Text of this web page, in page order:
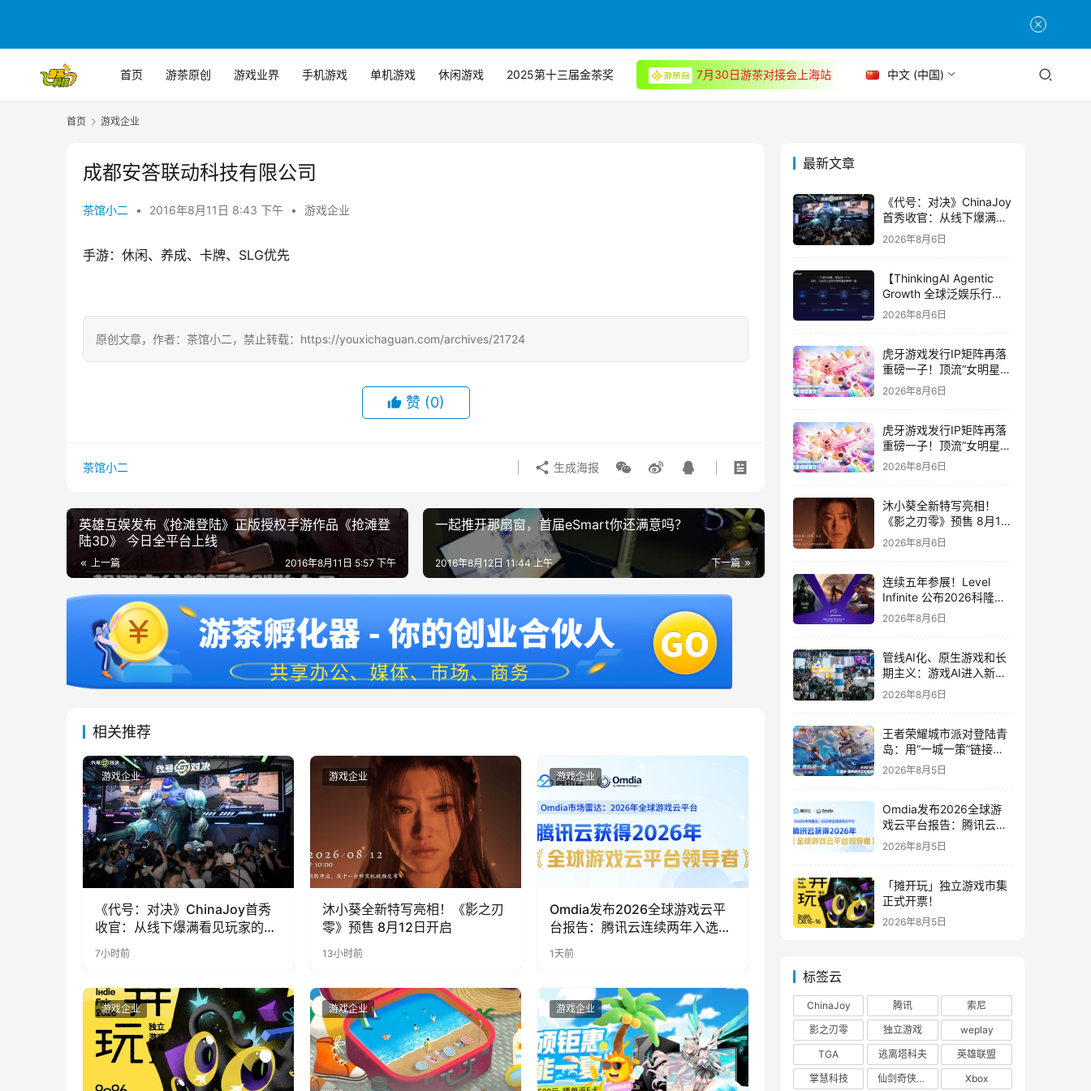
首页 游茶原创 游戏业界 手机游戏 单机游戏 休闲游戏 2025第十三届金茶奖 7月30日游茶对接会上海站 中文 (中国)
首页 游戏企业
成都安答联动科技有限公司
茶馆小二 • 2016年8月11日 8:43 下午 • 游戏企业
手游：休闲、养成、卡牌、SLG优先
原创文章，作者：茶馆小二，禁止转载：https://youxichaguan.com/archives/21724
赞 (0)
茶馆小二 生成海报
英雄互娱发布《抢滩登陆》正版授权手游作品《抢滩登
陆3D》 今日全平台上线
上一篇 2016年8月11日 5:57 下午
一起推开那扇窗，首届eSmart你还满意吗？
下一篇
2016年8月12日 11:44 上午
相关推荐
游戏企业
《代号：对决》ChinaJoy首秀
收官：从线下爆满看见玩家的真
实期待
7小时前
游戏企业
沐小葵全新特写亮相！《影之刃
零》预售 8月12日开启
13小时前
游戏企业
Omdia发布2026全球游戏云平
台报告：腾讯云连续两年入选
“领导者”象限
1天前
游戏企业 游戏企业 游戏企业
最新文章
《代号：对决》ChinaJoy
首秀收官：从线下爆满看
见玩家的真实期待
2026年8月6日
【ThinkingAI Agentic
Growth 全球泛娱乐行业
峰会】Agent 时代，人到
2026年8月6日
虎牙游戏发行IP矩阵再落
重磅一子！顶流“女明星”
ZANMANG LOOPY 正版
3D消除手游《消消奇遇》
2026年8月6日
虎牙游戏发行IP矩阵再落
重磅一子！顶流“女明星”
ZANMANG LOOPY 正版
2026年8月6日
沐小葵全新特写亮相！
《影之刃零》预售 8月12
日开启
2026年8月6日
连续五年参展！Level
Infinite 公布2026科隆游
戏展产品阵容
2026年8月6日
管线AI化、原生游戏和长
期主义：游戏AI进入新共
识时代
2026年8月6日
王者荣耀城市派对登陆青
岛：用“一城一策”链接海
洋场景，以双向奔赴带动
2026年8月5日
Omdia发布2026全球游
戏云平台报告：腾讯云连
续两年入选“领导者”象限
2026年8月5日
「摊开玩」独立游戏市集
正式开票！
2026年8月5日
标签云
ChinaJoy 腾讯
索尼
影之刃零
独立游戏
weplay
TGA
逃离塔科夫
英雄联盟
掌慧科技
仙剑奇侠传四 Xbox